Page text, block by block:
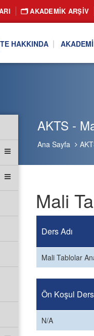
🗂️ AKADEMIK ARŞIV
HAKKINDA
AKTS -
Ana Sayfa
Mali
Ders Adı
Mali Tablolar
Ön Koşul
N/A